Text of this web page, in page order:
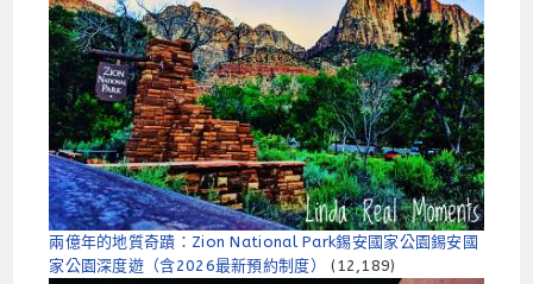
兩億年的地質奇蹟：Zion National Park錫安國家公園錫安國
家公園深度遊（含2026最新預約制​​度）
(12,189)